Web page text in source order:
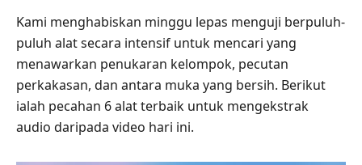
Kami menghabiskan minggu lepas menguji berpuluh-
puluh alat secara intensif untuk mencari yang
menawarkan penukaran kelompok, pecutan
perkakasan, dan antara muka yang bersih. Berikut
ialah pecahan 6 alat terbaik untuk mengekstrak
audio daripada video hari ini.